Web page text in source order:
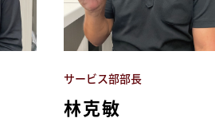
サービス部部長
林克敏